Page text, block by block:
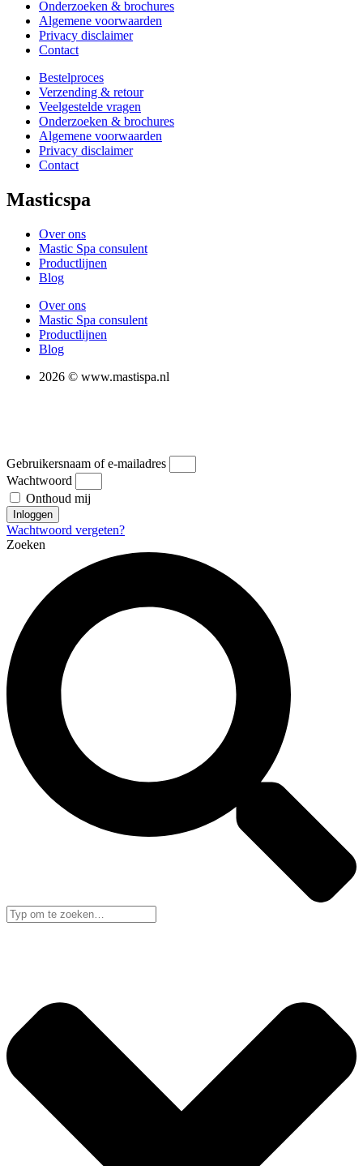
Onderzoeken & brochures
Algemene voorwaarden
Privacy disclaimer
Contact
Bestelproces
Verzending & retour
Veelgestelde vragen
Onderzoeken & brochures
Algemene voorwaarden
Privacy disclaimer
Contact
Masticspa
Over ons
Mastic Spa consulent
Productlijnen
Blog
Over ons
Mastic Spa consulent
Productlijnen
Blog
2026 © www.mastispa.nl
Gebruikersnaam of e-mailadres
Wachtwoord
Onthoud mij
Inloggen
Wachtwoord vergeten?
Zoeken